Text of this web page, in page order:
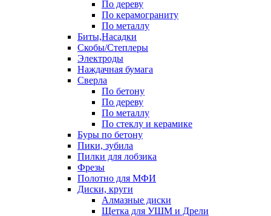
По дереву
По керамограниту
По металлу
Биты,Насадки
Скобы/Степлеры
Электроды
Наждачная бумага
Сверла
По бетону
По дереву
По металлу
По стеклу и керамике
Буры по бетону
Пики, зубила
Пилки для лобзика
Фрезы
Полотно для МФИ
Диски, круги
Алмазные диски
Щетка для УШМ и Дрели